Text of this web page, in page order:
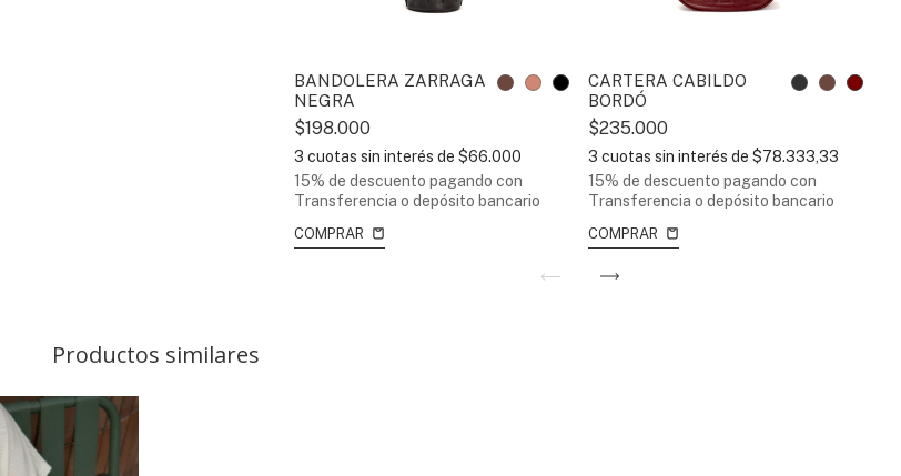
BANDOLERA ZARRAGA
NEGRA
$198.000
3 cuotas sin interés de $66.000
15% de descuento pagando con
Transferencia o depósito bancario
COMPRAR
CARTERA CABILDO
BORDÓ
$235.000
3 cuotas sin interés de $78.333,33
15% de descuento pagando con
Transferencia o depósito bancario
COMPRAR
Productos similares